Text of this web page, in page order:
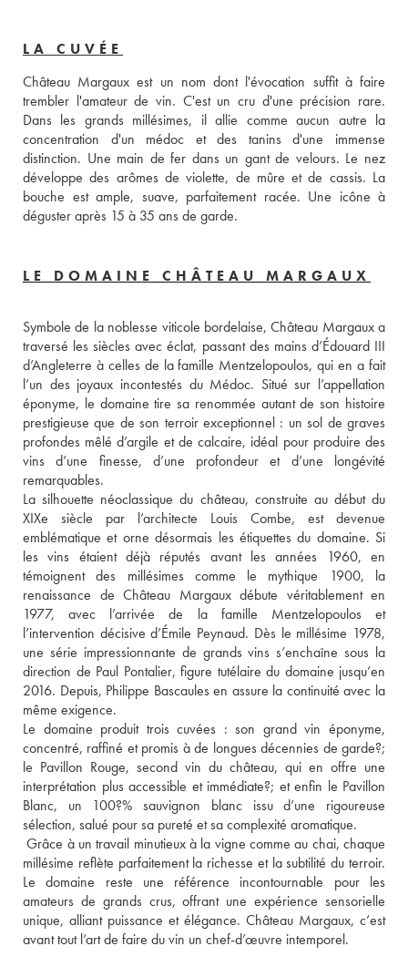
LA CUVÉE
Château Margaux est un nom dont l'évocation suffit à faire
trembler l'amateur de vin. C'est un cru d'une précision rare.
Dans les grands millésimes, il allie comme aucun autre la
concentration d'un médoc et des tanins d'une immense
distinction. Une main de fer dans un gant de velours. Le nez
développe des arômes de violette, de mûre et de cassis. La
bouche est ample, suave, parfaitement racée. Une icône à
déguster après 15 à 35 ans de garde.
LE DOMAINE CHÂTEAU MARGAUX
Symbole de la noblesse viticole bordelaise, Château Margaux a
traversé les siècles avec éclat, passant des mains d’Édouard III
d’Angleterre à celles de la famille Mentzelopoulos, qui en a fait
l’un des joyaux incontestés du Médoc. Situé sur l’appellation
éponyme, le domaine tire sa renommée autant de son histoire
prestigieuse que de son terroir exceptionnel : un sol de graves
profondes mêlé d’argile et de calcaire, idéal pour produire des
vins d’une finesse, d’une profondeur et d’une longévité
remarquables.
La silhouette néoclassique du château, construite au début du
XIXe siècle par l’architecte Louis Combe, est devenue
emblématique et orne désormais les étiquettes du domaine. Si
les vins étaient déjà réputés avant les années 1960, en
témoignent des millésimes comme le mythique 1900, la
renaissance de Château Margaux débute véritablement en
1977, avec l’arrivée de la famille Mentzelopoulos et
l’intervention décisive d’Émile Peynaud. Dès le millésime 1978,
une série impressionnante de grands vins s’enchaîne sous la
direction de Paul Pontalier, figure tutélaire du domaine jusqu’en
2016. Depuis, Philippe Bascaules en assure la continuité avec la
même exigence.
Le domaine produit trois cuvées : son grand vin éponyme,
concentré, raffiné et promis à de longues décennies de garde?;
le Pavillon Rouge, second vin du château, qui en offre une
interprétation plus accessible et immédiate?; et enfin le Pavillon
Blanc, un 100?% sauvignon blanc issu d’une rigoureuse
sélection, salué pour sa pureté et sa complexité aromatique.
Grâce à un travail minutieux à la vigne comme au chai, chaque
millésime reflète parfaitement la richesse et la subtilité du terroir.
Le domaine reste une référence incontournable pour les
amateurs de grands crus, offrant une expérience sensorielle
unique, alliant puissance et élégance. Château Margaux, c’est
avant tout l’art de faire du vin un chef-d’œuvre intemporel.